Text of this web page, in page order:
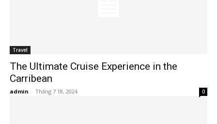
Travel
The Ultimate Cruise Experience in the
Carribean
admin - Tháng 7 18, 2024 0